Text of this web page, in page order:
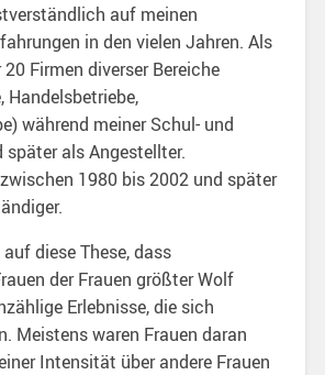
auf meinen
in den vielen Jahren. Als
Firmen diverser Bereiche
Handelsbetriebe,
während meiner Schul- und
als Angestellter.
1980 bis 2002 und später
diese These, dass
der Frauen größter Wolf
Erlebnisse, die sich
Meistens waren Frauen daran
Intensität über andere Frauen